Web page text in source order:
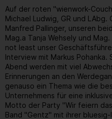
Auf der roten "wienwork-
Michael Ludwig, GR und
Manfred Pallinger, unseren
Mag.a Tanja Wehsely und
not least unser
Interview mit Markus
Abend werden mit viel
Erinnerungen an den
genauso ein Thema wie die
Unternehmens für eine
Motto der Party "Wir feiern
Band "Gentz" mit ihrer